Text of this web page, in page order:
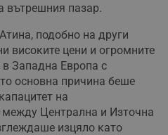
вътрешния пазар.
подобно на други
високите цени и огромните
Западна Европа с
основна причина беше
на
Централна и Източна
изцяло като